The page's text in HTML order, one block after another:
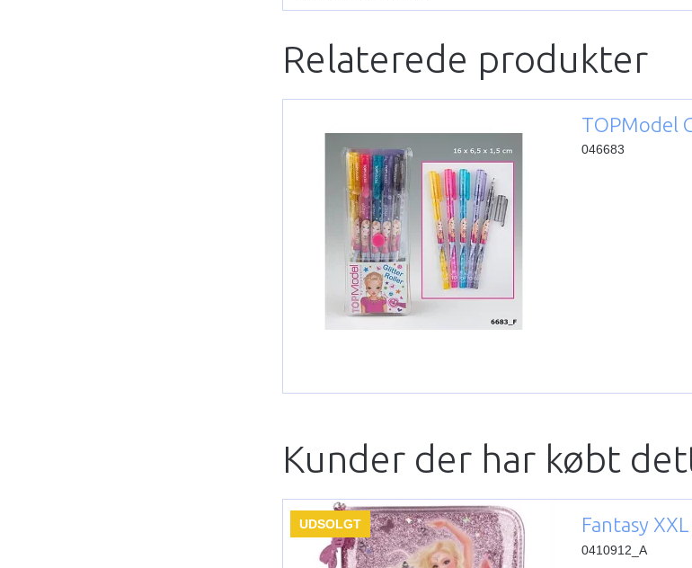
Relaterede produkter
TOPModel
046683
Kunder der har købt
UDSOLGT Fantasy
0410912_A